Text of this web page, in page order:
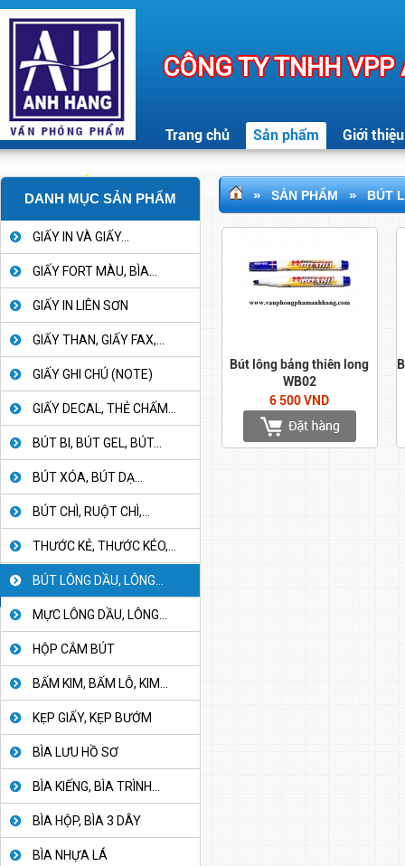
CÔNG TY TNHH
Trang chủ Sản phẩm Giới thiệu
DANH MỤC SẢN PHẨM
GIẤY IN VÀ GIẤY...
GIẤY FORT MÀU, BÌA...
GIẤY IN LIÊN SƠN
GIẤY THAN, GIẤY FAX,...
GIẤY GHI CHÚ (NOTE)
GIẤY DECAL, THẺ CHẤM...
BÚT BI, BÚT GEL, BÚT...
BÚT XÓA, BÚT DẠ...
BÚT CHÌ, RUỘT CHÌ,...
THƯỚC KẺ, THƯỚC KÉO,...
BÚT LÔNG DẦU, LÔNG...
MỰC LÔNG DẦU, LÔNG...
HỘP CẮM BÚT
BẤM KIM, BẤM LỖ, KIM...
KẸP GIẤY, KẸP BƯỚM
BÌA LƯU HỒ SƠ
BÌA KIẾNG, BÌA TRÌNH...
BÌA HỘP, BÌA 3 DÂY
BÌA NHỰA LÁ
» SẢN PHẨM » BÚT
Bút lông bảng thiên long
WB02
6 500 VND